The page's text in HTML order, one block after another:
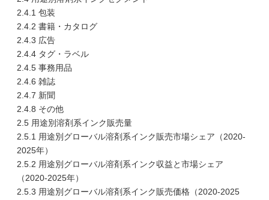
2.4.1 包装
2.4.2 書籍・カタログ
2.4.3 広告
2.4.4 タグ・ラベル
2.4.5 事務用品
2.4.6 雑誌
2.4.7 新聞
2.4.8 その他
2.5 用途別溶剤系インク販売量
2.5.1 用途別グローバル溶剤系インク販売市場シェア（2020-
2025年）
2.5.2 用途別グローバル溶剤系インク収益と市場シェア
（2020-2025年）
2.5.3 用途別グローバル溶剤系インク販売価格（2020-2025